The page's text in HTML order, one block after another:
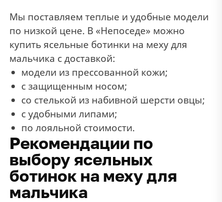
Мы поставляем теплые и удобные модели
по низкой цене. В «Непоседе» можно
купить ясельные ботинки на меху для
мальчика с доставкой:
модели из прессованной кожи;
с защищенным носом;
со стелькой из набивной шерсти овцы;
с удобными липами;
по лояльной стоимости.
Рекомендации по
выбору ясельных
ботинок на меху для
мальчика